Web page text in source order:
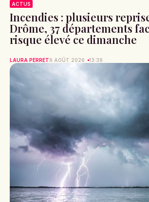
ACTUS
Incendies : plusieurs
Drôme, 37 départements
risque élevé ce dimanche
LAURA PERRET9 AOÛT 2026 13:39